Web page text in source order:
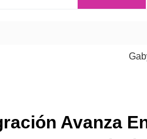
Gaby
Avanza